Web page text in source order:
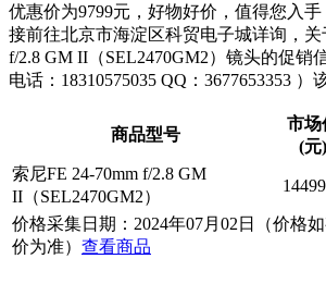
优惠价为9799元，好物好价，值得您入
接前往北京市海淀区科贸电子城详询，关
f/2.8 GM II（SEL2470GM2）镜头的促销
电话：18310575035 QQ：3677653353 ）
商品型号
市场
(元)
索尼FE 24-70mm f/2.8 GM
II（SEL2470GM2）
14499
价格采集日期：2024年07月02日（价格
价为准） 查看商品